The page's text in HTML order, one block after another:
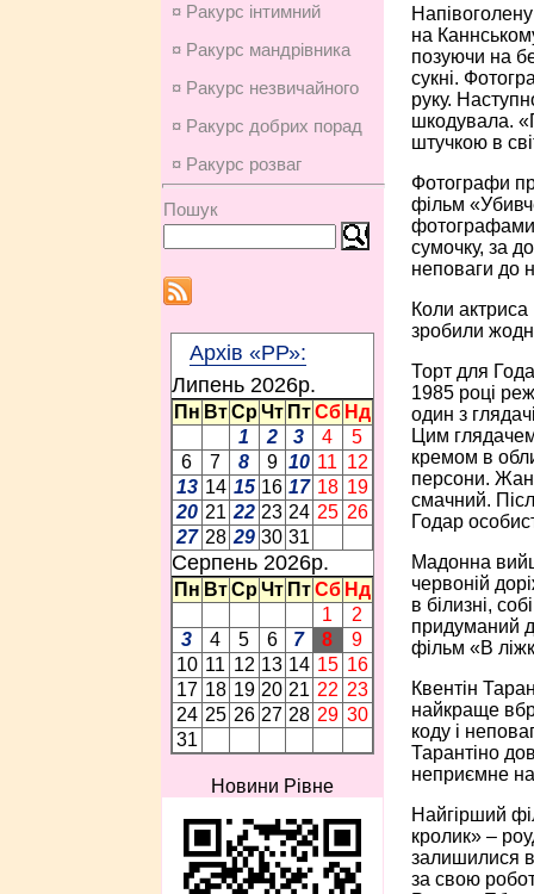
¤ Ракурс інтимний
¤ Ракурс мандрівника
¤ Ракурс незвичайного
¤ Ракурс добрих порад
¤ Ракурс розваг
Пошук
Архів «РР»:
Липень 2026p.
Пн Вт Ср Чт Пт Сб Нд
1
2 3 4
5
6
7 8 9 10 11 12
13 14 15 16 17 18 19
20 21 22 23 24 25 26
27 28 29 30 31
Серпень 2026p.
Пн Вт Ср Чт Пт Сб Нд
1
2
3
4 5 6 7 8
9
10 11 12 13 14 15 16
17 18 19 20 21 22 23
24 25 26 27 28 29 30
31
Новини Рівне
на
позуючи на
сукні.
руку.
шкодувала.
штучкою в
Фотографи
фільм
фотографами
сумочку, за
неповаги до
Коли
зробили
Торт для
1985 році
один з
Цим
кремом в
персони.
смачний.
Годар
Мадонна
червоній
в білизні,
придуманий
фільм «В
Квентін
найкраще
коду і
Тарантіно
неприємне на
Найгірший
кролик» –
залишилися в
за свою